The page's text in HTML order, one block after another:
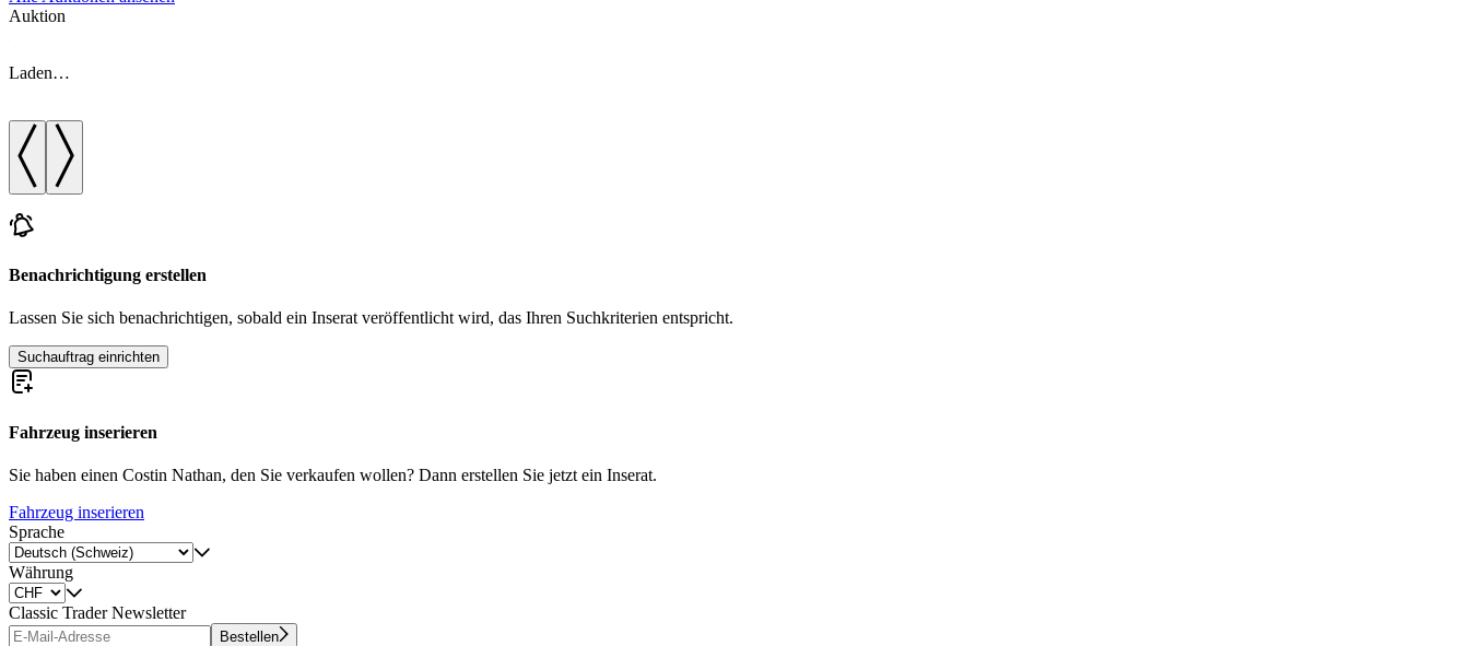
Auktion
Laden…
Benachrichtigung erstellen
Lassen Sie sich benachrichtigen, sobald ein Inserat veröffentlicht wird, das Ihren Suchkriterien entspricht.
Suchauftrag einrichten
Fahrzeug inserieren
Sie haben einen Costin Nathan, den Sie verkaufen wollen? Dann erstellen Sie jetzt ein Inserat.
Fahrzeug inserieren
Sprache
Währung
Classic Trader Newsletter
Bestellen